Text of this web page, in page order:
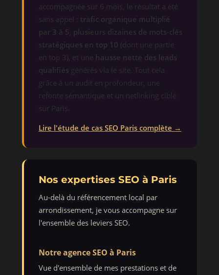
accompagnée sur 6 mois, le résultat a été
sans appel : trafic organique multiplié
par 3 à 5, plusieurs dizaines de mots-clés
stratégiques en top 10 (dont une partie
en top 3), et une hausse nette des leads
qualifiés générés via le site. Tout cela
grâce à un audit en profondeur, une
refonte sémantique et un netlinking ciblé
sur Paris.
Lire l'étude de cas SEO Paris complète →
Nos expertises SEO à Paris
Au-delà du référencement local par
arrondissement, je vous accompagne sur
l'ensemble des leviers SEO.
Notre agence SEO à Paris
Vue d'ensemble de mes prestations et de